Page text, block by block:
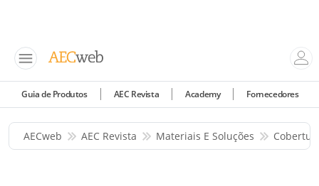
Guia de Produtos AEC Revista Academy Fornecedores
AECweb AEC Revista Materiais E Soluções